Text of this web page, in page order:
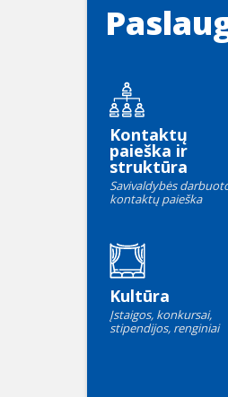
Kontaktų
paieška ir
struktūra
Savivaldybės
kontaktų paieška
Kultūra
Įstaigos, konkursai,
stipendijos, renginiai